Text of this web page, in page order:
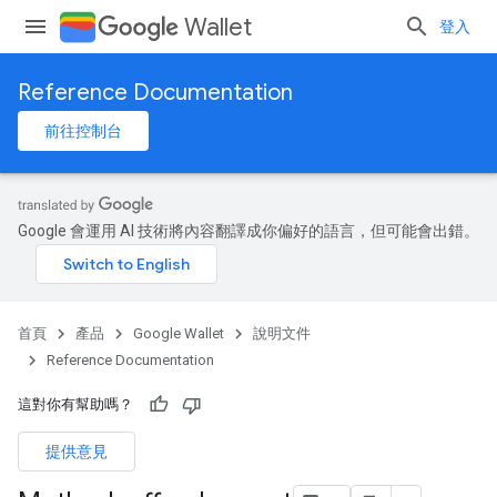
Wallet 登入
Reference Documentation
前往控制台
Google 會運用 AI 技術將內容翻譯成你偏好的語言，但可能會出錯。
首頁 產品 Google Wallet
說明文件
Reference Documentation
這對你有幫助嗎？
提供意見